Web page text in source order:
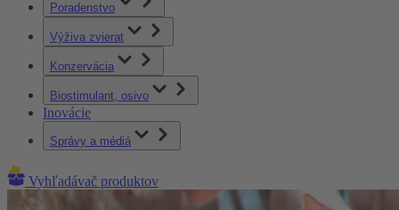
Poradenstvo
Výživa zvierat
Konzervácia
Biostimulant, osivo
Inovácie
Správy a médiá
Vyhľadávač produktov